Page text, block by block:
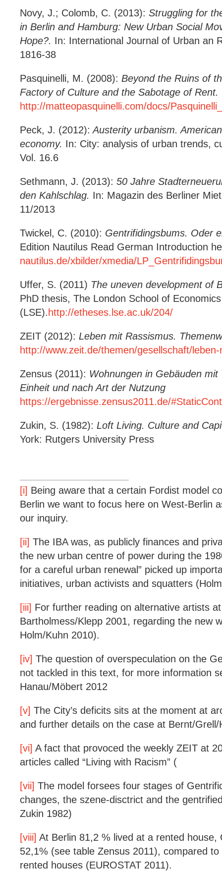
Novy, J.; Colomb, C. (2013): Struggling for
in Berlin and Hamburg: New Urban Social
Hope?. In: International Journal of Urban an
1816-38
Pasquinelli, M. (2008): Beyond the Ruins of
Factory of Culture and the Sabotage of Rent.
http://matteopasquinelli.com/docs/
Peck, J. (2012): Austerity urbanism.
economy. In: City: analysis of urban trends,
Vol. 16.6
Sethmann, J. (2013): 50 Jahre
den Kahlschlag. In: Magazin des Berliner
11/2013
Twickel, C. (2010): Gentrifidingsbums. Oder
Edition Nautilus Read German Introduction
nautilus.de/xbilder/xmedia/
Uffer, S. (2011) The uneven development of
PhD thesis, The London School of
(LSE). http://etheses.lse.ac.uk/204/
ZEIT (2012): Leben mit Rassismus.
http://www.zeit.de/themen/gesellschaft/
Zensus (2011): Wohnungen in Gebäuden
Einheit und nach Art der Nutzung
https://ergebnisse.zensus2011.de/
Zukin, S. (1982): Loft Living. Culture and
York: Rutgers University Press
[i] Being aware that a certain Fordist model
Berlin we want to focus here on West-Berlin
our inquiry.
[ii] The IBA was, as publicly finances and
the new urban centre of power during the
for a careful urban renewal” picked up
initiatives, urban activists and squatters
[iii] For further reading on alternative artists
Bartholmess/Klepp 2001, regarding the new
Holm/Kuhn 2010).
[iv] The question of overspeculation on the
not tackled in this text, for more information
Hanau/Möbert 2012
[v] The City’s deficits sits at the moment at
and further details on the case at Bernt/Grell/
[vi] A fact that provoced the weekly ZEIT at
articles called “Living with Racism” (
[vii] The model forsees four stages of
changes, the szene-disctrict and the
Zukin 1982)
[viii] At Berlin 81,2 % lived at a rented house,
52,1% (see table Zensus 2011), compared
rented houses (EUROSTAT 2011).